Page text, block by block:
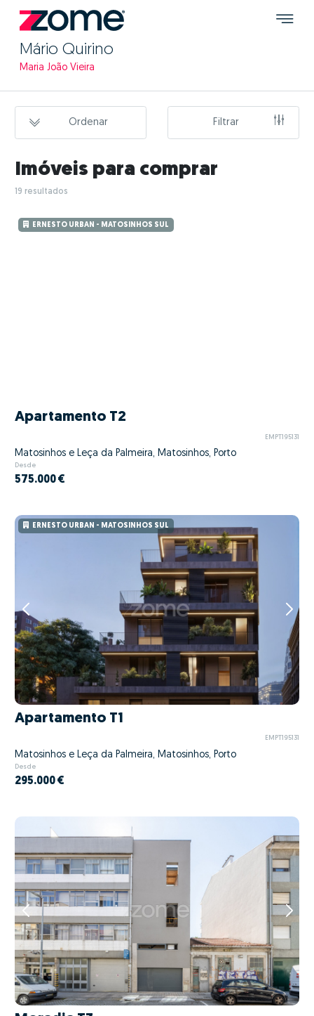
Mário Quirino
Maria João Vieira
Ordenar Filtrar
Imóveis para comprar
19 resultados
ERNESTO URBAN - MATOSINHOS SUL
Apartamento T2
EMPT195131
Matosinhos e Leça da Palmeira, Matosinhos, Porto
Desde
575.000 €
ERNESTO URBAN - MATOSINHOS SUL
Apartamento T1
EMPT195131
Matosinhos e Leça da Palmeira, Matosinhos, Porto
Desde
295.000 €